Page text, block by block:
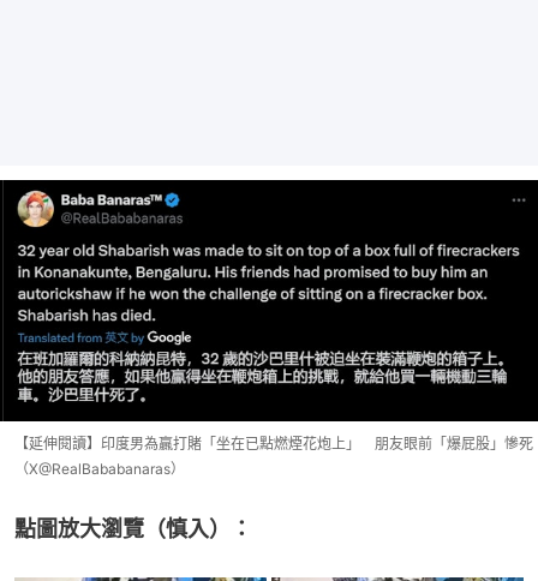
【延伸閱讀】印度男為贏打賭「坐在已點燃煙花炮上」 朋友眼前「爆屁股」慘死
（X@RealBababanaras）
點圖放大瀏覽（慎入）：